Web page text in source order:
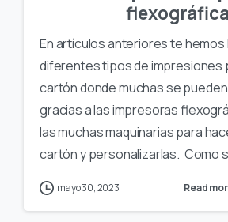
flexográfica
En artículos anteriores te hemos
diferentes tipos de impresiones
cartón donde muchas se
gracias a las impresoras
las muchas maquinarias para
cartón y personalizarlas. Como
mayo 30, 2023 Read